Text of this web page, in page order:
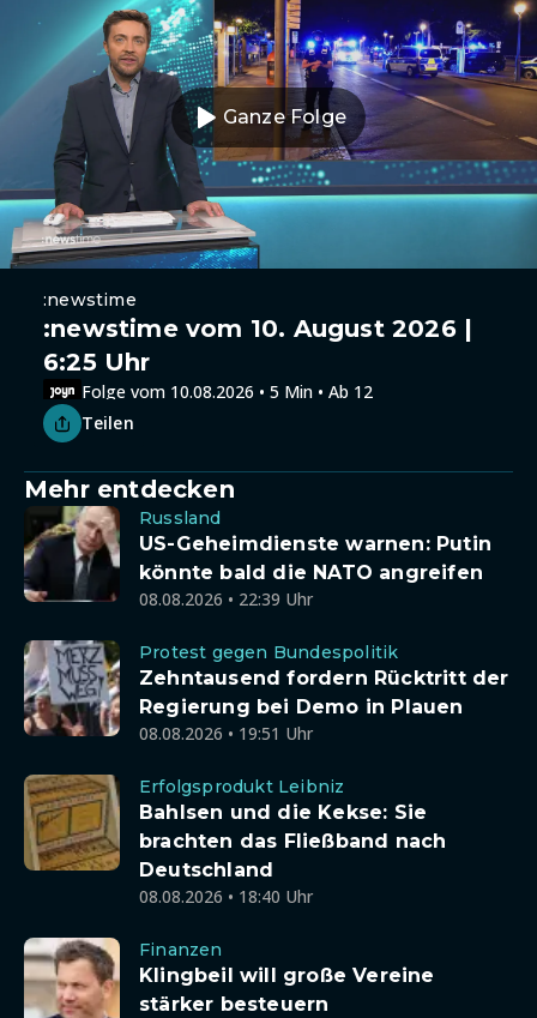
Ganze Folge
:newstime
:newstime vom 10. August 2026 |
6:25 Uhr
Folge vom 10.08.2026 • 5 Min • Ab 12
Teilen
Mehr entdecken
Russland
US-Geheimdienste warnen: Putin
könnte bald die NATO angreifen
08.08.2026 • 22:39 Uhr
Protest gegen Bundespolitik
Zehntausend fordern Rücktritt der
Regierung bei Demo in Plauen
08.08.2026 • 19:51 Uhr
Erfolgsprodukt Leibniz
Bahlsen und die Kekse: Sie
brachten das Fließband nach
Deutschland
08.08.2026 • 18:40 Uhr
Finanzen
Klingbeil will große Vereine
stärker besteuern